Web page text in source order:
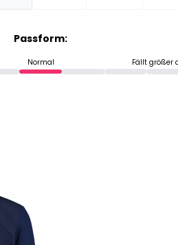
Passform:
Normal Fällt größer